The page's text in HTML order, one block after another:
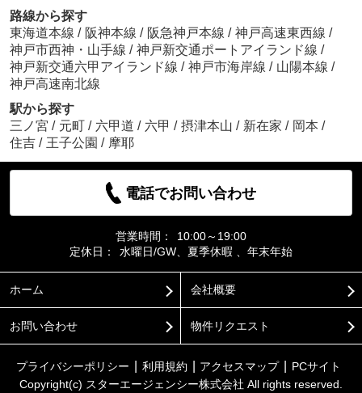
路線から探す
東海道本線 / 阪神本線 / 阪急神戸本線 / 神戸高速東西線 /
神戸市西神・山手線 / 神戸新交通ポートアイランド線 /
神戸新交通六甲アイランド線 / 神戸市海岸線 / 山陽本線 /
神戸高速南北線
駅から探す
三ノ宮 / 元町 / 六甲道 / 六甲 / 摂津本山 / 新在家 / 岡本 /
住吉 / 王子公園 / 摩耶
電話でお問い合わせ
営業時間：
10:00～19:00
定休日：
水曜日/GW、夏季休暇 、年末年始
ホーム 会社概要
お問い合わせ 物件リクエスト
プライバシーポリシー 利用規約 アクセスマップ
PCサイト
Copyright(c) スターエージェンシー株式会社 All rights reserved.